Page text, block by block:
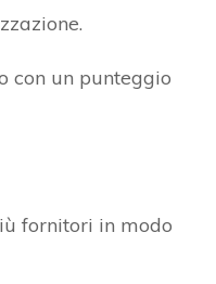
con un punteggio
fornitori in modo